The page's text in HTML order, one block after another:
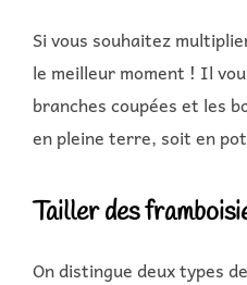
Si vous souhaitez
le meilleur moment ! Il
branches coupées et les
en pleine terre, soit en
Tailler des
On distingue deux types